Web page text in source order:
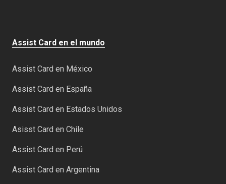
Assist Card en el mundo
Assist Card en México
Assist Card en España
Assist Card en Estados Unidos
Asisst Card en Chile
Assist Card en Perú
Assist Card en Argentina